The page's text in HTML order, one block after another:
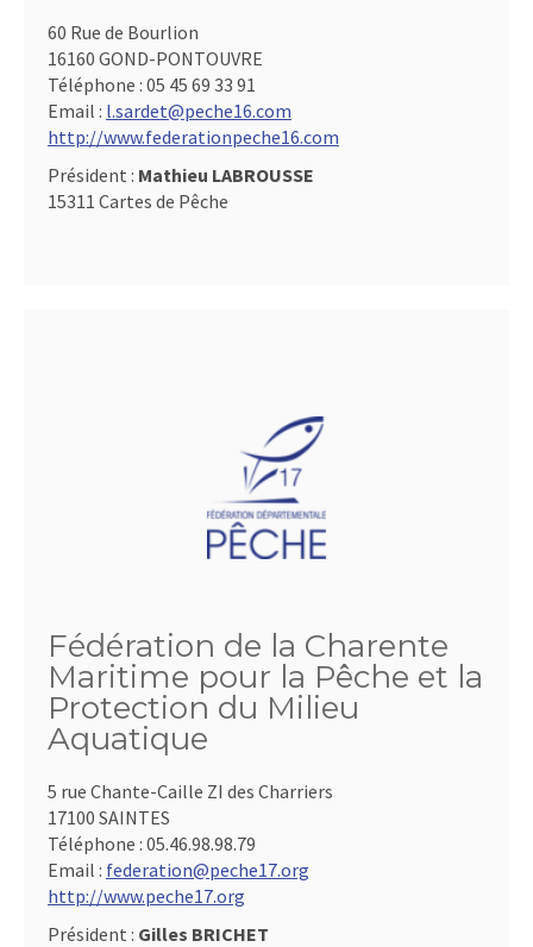
60 Rue de Bourlion
16160 GOND-PONTOUVRE
Téléphone : 05 45 69 33 91
Email : l.sardet@peche16.com
http://www.federationpeche16.com
Président : Mathieu LABROUSSE
15311 Cartes de Pêche
Fédération de la Charente
Maritime pour la Pêche et la
Protection du Milieu
Aquatique
5 rue Chante-Caille ZI des Charriers
17100 SAINTES
Téléphone : 05.46.98.98.79
Email : federation@peche17.org
http://www.peche17.org
Président : Gilles BRICHET